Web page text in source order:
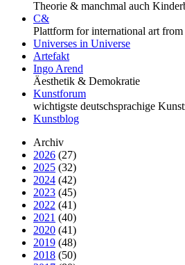
Theorie & manchmal auch
C&
Plattform for international art
Universes in Universe
Artefakt
Ingo Arend
Äesthetik & Demokratie
Kunstforum
wichtigste deutschsprachige
Kunstblog
Archiv
2026 (27)
2025 (32)
2024 (42)
2023 (45)
2022 (41)
2021 (40)
2020 (41)
2019 (48)
2018 (50)